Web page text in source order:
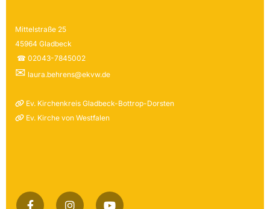
Mittelstraße 25
45964 Gladbeck
☎ 02043-7845002
✉ laura.behrens@ekvw.de
 Ev. Kirchenkreis Gladbeck-Bottrop-Dorsten
 Ev. Kirche von Westfalen